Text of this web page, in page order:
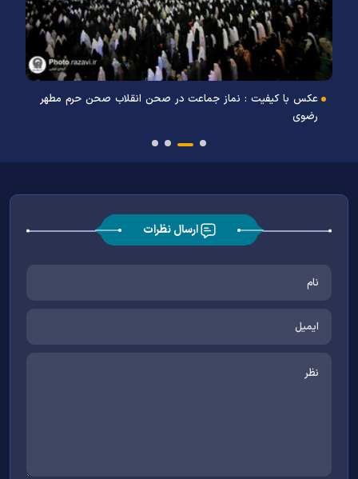
عکس با کیفیت : نماز جماعت در صحن انقلاب صحن حرم مطهر
رضوی
ارسال نظرات